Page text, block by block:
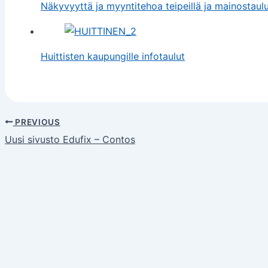
Näkyvyyttä ja myyntitehoa teipeillä ja
Huittisten kaupungille infotaulut
PREVIOUS
Uusi sivusto Edufix – Contos